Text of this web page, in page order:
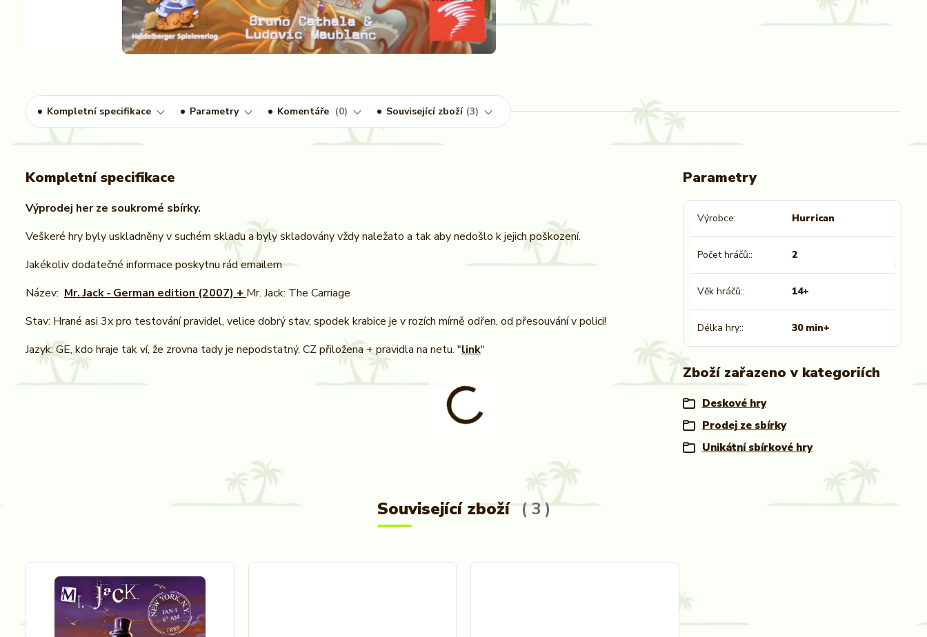
Kompletní specifikace Parametry Komentáře 0 Související zboží 3
Kompletní specifikace
Výprodej her ze soukromé sbírky.
Veškeré hry byly uskladněny v suchém skladu a byly skladovány vždy naležato a tak aby nedošlo k jejich poškození.
Jakékoliv dodatečné informace poskytnu rád emailem
Název: Mr. Jack ‐ German edition (2007) + Mr. Jack: The Carriage
Stav: Hrané asi 3x pro testování pravidel, velice dobrý stav, spodek krabice je v rozích mírně odřen, od přesouvání v polici!
Jazyk: GE, kdo hraje tak ví, že zrovna tady je nepodstatný. CZ přiložena + pravidla na netu. "link"
Parametry
Výrobce Hurrican
Počet hráčů: 2
Věk hráčů: 14+
Délka hry: 30 min+
Zboží zařazeno v kategoriích
Deskové hry
Prodej ze sbírky
Unikátní sbírkové hry
Související zboží 3